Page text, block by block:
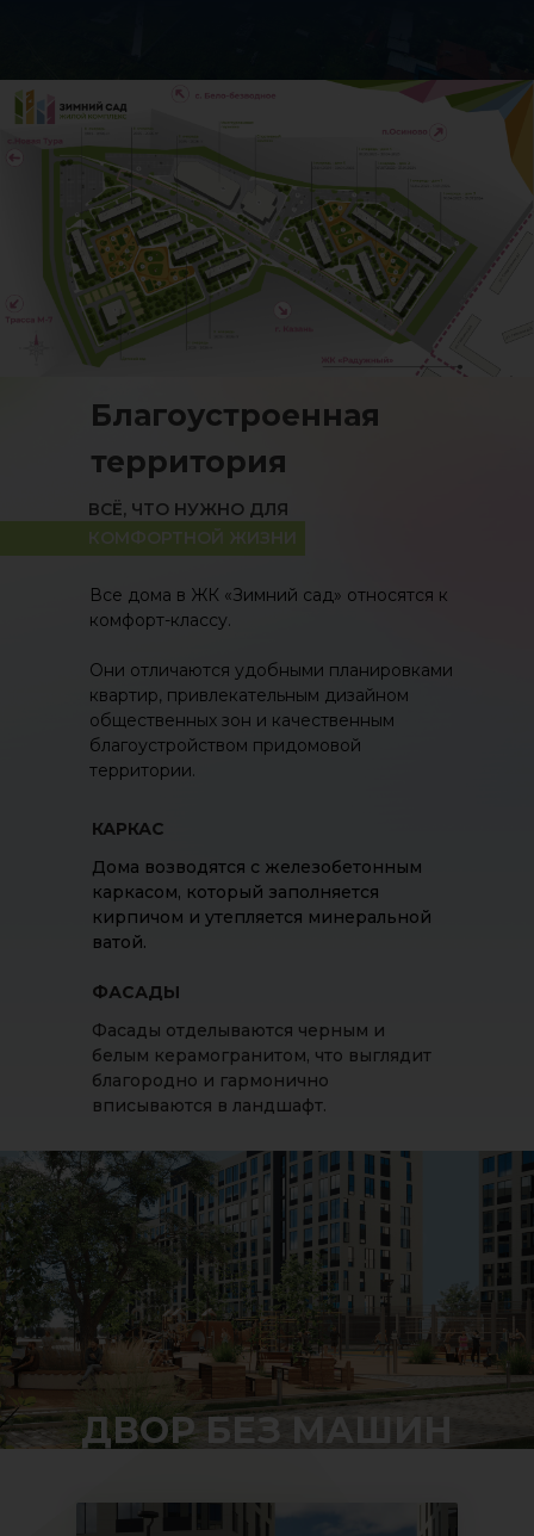
Благоустроенная
территория
ВСЁ, ЧТО НУЖНО ДЛЯ
КОМФОРТНОЙ ЖИЗНИ
Все дома в ЖК «Зимний сад» относятся к
комфорт-классу.
Они отличаются удобными планировками
квартир, привлекательным дизайном
общественных зон и качественным
благоустройством придомовой
территории.
Дома возводятся с железобетонным
каркасом, который заполняется
кирпичом и утепляется минеральной
ватой.
КАРКАС
Фасады отделываются черным и
белым керамогранитом, что выглядит
благородно и гармонично
вписываются в ландшафт.
ФАСАДЫ
ДВОР БЕЗ МАШИН